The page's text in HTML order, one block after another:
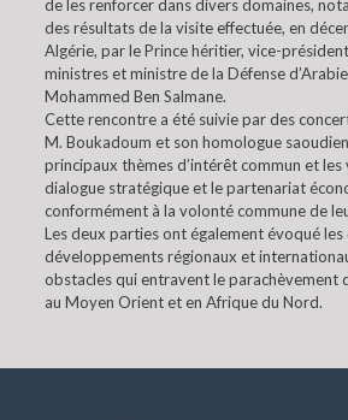
de les renforcer dans divers domaines,
des résultats de la visite effectuée, en
Algérie, par le Prince héritier, vice-
ministres et ministre de la Défense
Mohammed Ben Salmane.
Cette rencontre a été suivie par des
M. Boukadoum et son homologue
principaux thèmes d’intérêt commun et
dialogue stratégique et le partenariat
conformément à la volonté commune de
Les deux parties ont également évoqué les
développements régionaux et
obstacles qui entravent le parachèvement
au Moyen Orient et en Afrique du Nord.